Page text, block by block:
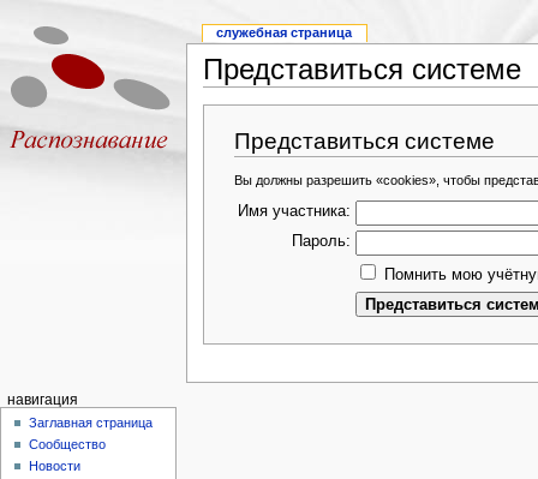
Представиться системе
Представиться системе
Вы должны разрешить «cookies», чтобы
Имя участника:
Пароль:
Помнить мою
служебная страница
навигация
Заглавная страница
Сообщество
Новости